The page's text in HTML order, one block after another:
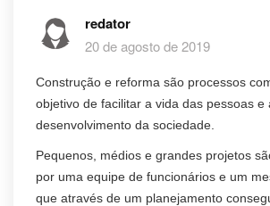
redator
20 de agosto de 2019
Construção e reforma são processos
objetivo de facilitar a vida das pessoas e
desenvolvimento da sociedade.
Pequenos, médios e grandes projetos
por uma equipe de funcionários e um
que através de um planejamento